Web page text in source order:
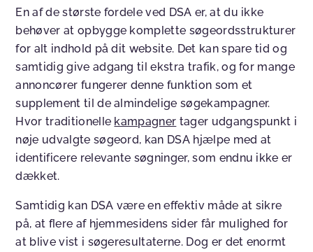
En af de største fordele ved DSA er, at du ikke
behøver at opbygge komplette søgeordsstrukturer
for alt indhold på dit website. Det kan spare tid og
samtidig give adgang til ekstra trafik, og for mange
annoncører fungerer denne funktion som et
supplement til de almindelige søgekampagner.
Hvor traditionelle kampagner tager udgangspunkt i
nøje udvalgte søgeord, kan DSA hjælpe med at
identificere relevante søgninger, som endnu ikke er
dækket.
Samtidig kan DSA være en effektiv måde at sikre
på, at flere af hjemmesidens sider får mulighed for
at blive vist i søgeresultaterne. Dog er det enormt